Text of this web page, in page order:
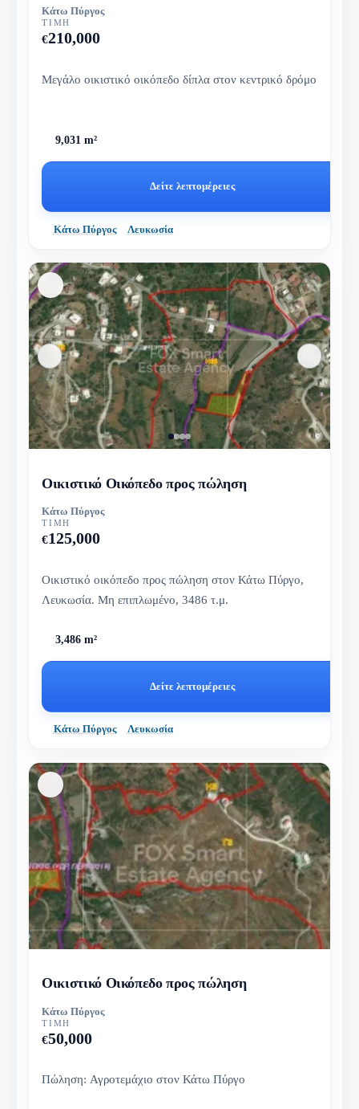
Κάτω Πύργος
ΤΙΜΉ
€210,000
Μεγάλο οικιστικό οικόπεδο δίπλα στον κεντρικό δρόμο
9,031 m²
Δείτε λεπτομέρειες
Κάτω Πύργος Λευκωσία
Οικιστικό Οικόπεδο προς πώληση
Κάτω Πύργος
ΤΙΜΉ
€125,000
Οικιστικό οικόπεδο προς πώληση στον Κάτω Πύργο,
Λευκωσία. Μη επιπλωμένο, 3486 τ.μ.
3,486 m²
Δείτε λεπτομέρειες
Κάτω Πύργος Λευκωσία
Οικιστικό Οικόπεδο προς πώληση
Κάτω Πύργος
ΤΙΜΉ
€50,000
Πώληση: Αγροτεμάχιο στον Κάτω Πύργο